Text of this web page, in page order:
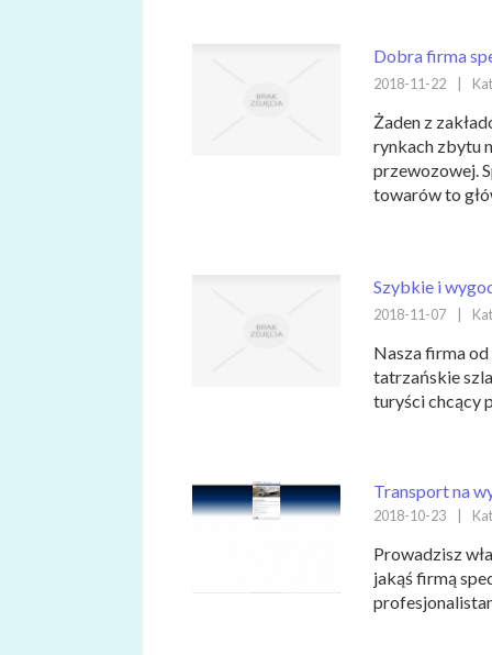
Dobra firma
2018-11-22
Żaden z
rynkach zbytu
przewozowej.
towarów to
Szybkie i
2018-11-07
Nasza firma
tatrzańskie
turyści chcący
Transport na
2018-10-23
Prowadzisz
jakąś firmą